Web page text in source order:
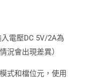
電壓DC 5V/2A為
況會出現差異）
式和檔位元，使用